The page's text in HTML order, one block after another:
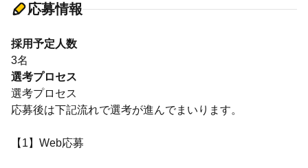
応募情報
採用予定人数
3名
選考プロセス
選考プロセス
応募後は下記流れで選考が進んでまいります。
【1】Web応募